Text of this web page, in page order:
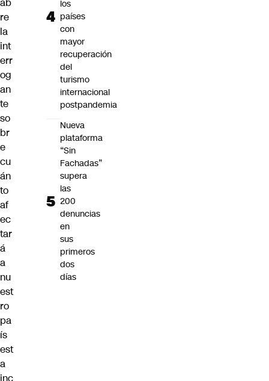
re
la
int
err
og
an
te
so
br
e
cu
án
to
af
ec
tar
á
a
nu
est
ro
pa
ís
est
a
inc
los
países
con
mayor
recuperación
del
turismo
internacional
postpandemia
Nueva
plataforma
“Sin
Fachadas”
supera
las
200
denuncias
en
sus
primeros
dos
días